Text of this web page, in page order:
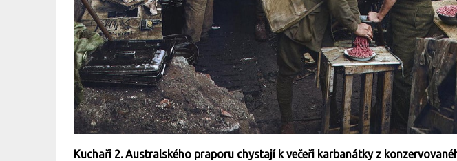
Kuchaři 2. Australského praporu chystají k večeři karbanátky z